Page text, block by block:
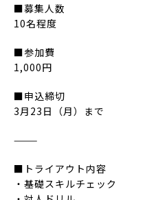
■募集人数
10名程度
■参加費
1,000円
■申込締切
3月23日（月）まで
⸻
■トライアウト内容
・基礎スキルチェック